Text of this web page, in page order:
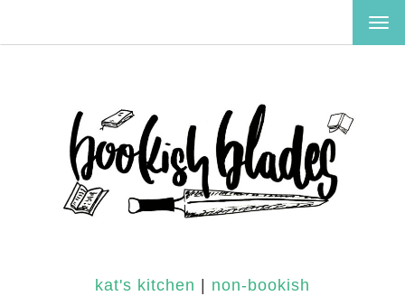
kat's kitchen non-bookish